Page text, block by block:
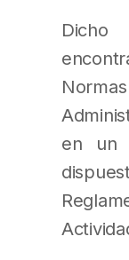
Dicho
en un